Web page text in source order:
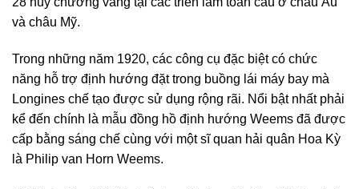
và châu Mỹ.
Trong những năm 1920, các công cụ đặc biệt có chức
năng hỗ trợ định hướng đặt trong buồng lái máy bay mà
Longines chế tạo được sử dụng rộng rãi. Nổi bật nhất phải
kể đến chính là mẫu đồng hồ định hướng Weems đã được
cấp bằng sáng chế cùng với một sĩ quan hải quân Hoa Kỳ
là Philip van Horn Weems.